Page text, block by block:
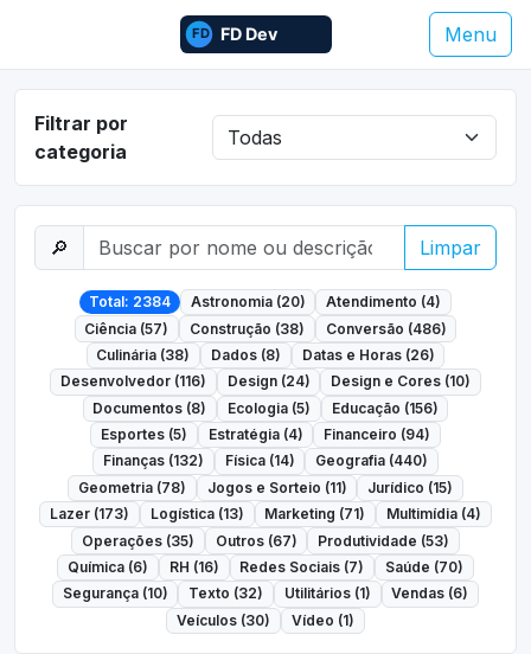
Menu
Filtrar por
categoria
🔎 Limpar
Total: 2384 Astronomia (20)
Atendimento (4)
Ciência (57)
Construção (38)
Conversão (486)
Culinária (38)
Dados (8)
Datas e Horas (26)
Desenvolvedor (116)
Design (24)
Design e Cores (10)
Documentos (8)
Ecologia (5)
Educação (156)
Esportes (5)
Estratégia (4)
Financeiro (94)
Finanças (132)
Física (14)
Geografia (440)
Geometria (78)
Jogos e Sorteio (11)
Jurídico (15)
Lazer (173)
Logística (13) Marketing (71)
Multimídia (4)
Operações (35)
Outros (67)
Produtividade (53)
Química (6)
RH (16) Redes Sociais (7)
Saúde (70)
Segurança (10)
Texto (32) Utilitários (1)
Vendas (6)
Veículos (30)
Vídeo (1)